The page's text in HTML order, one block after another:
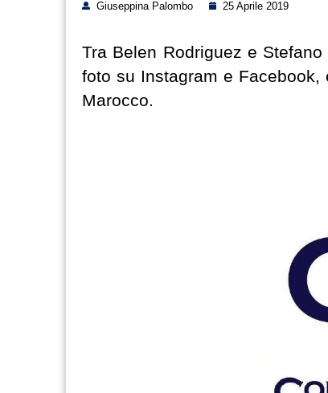
Giuseppina Palombo 25 Aprile 2019
Tra Belen Rodriguez e
foto su Instagram e
Marocco.